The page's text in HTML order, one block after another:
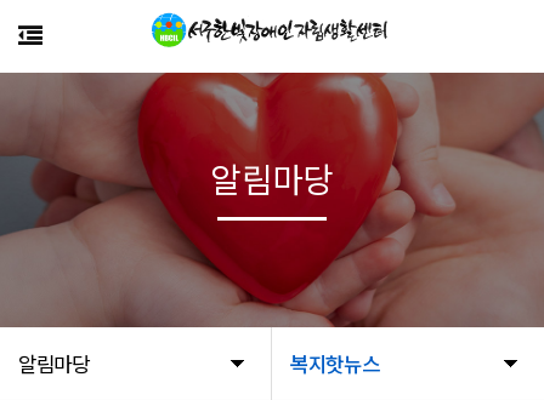
알림마당 복지핫뉴스
알림마당